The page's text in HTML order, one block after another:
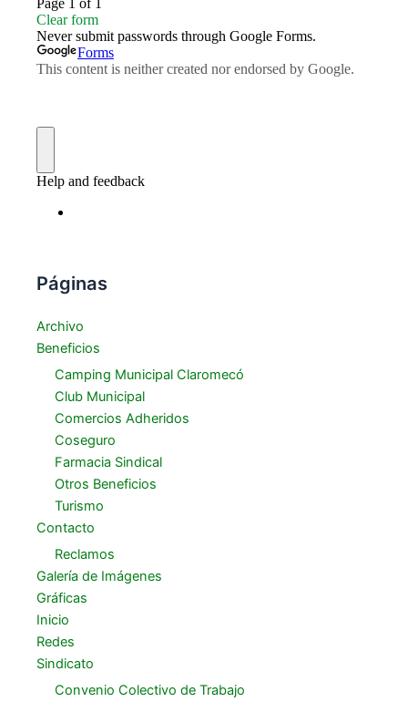
Páginas
Archivo
Beneficios
Camping Municipal Claromecó
Club Municipal
Comercios Adheridos
Coseguro
Farmacia Sindical
Otros Beneficios
Turismo
Contacto
Reclamos
Galería de Imágenes
Gráficas
Inicio
Redes
Sindicato
Convenio Colectivo de Trabajo